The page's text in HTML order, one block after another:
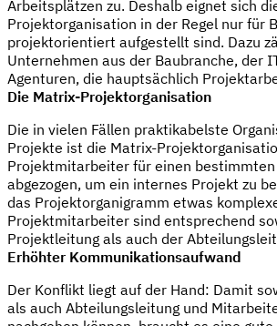
Arbeitsplätzen zu. Deshalb eignet sich
Projektorganisation in der Regel nur für
projektorientiert aufgestellt sind. Dazu
Unternehmen aus der Baubranche, der
Agenturen, die hauptsächlich
Die Matrix-Projektorganisation
Die in vielen Fällen praktikabelste
Projekte ist die Matrix-
Projektmitarbeiter für einen
abgezogen, um ein internes Projekt zu
das Projektorganigramm etwas
Projektmitarbeiter sind entsprechend
Projektleitung als auch der
Erhöhter Kommunikationsaufwand
Der Konflikt liegt auf der Hand: Damit
als auch Abteilungsleitung und